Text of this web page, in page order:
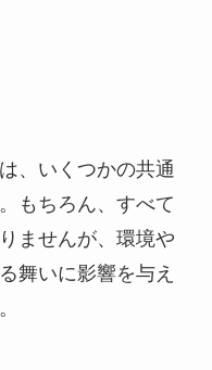
、いくつかの共通
もちろん、すべて
ませんが、環境や
舞いに影響を与え